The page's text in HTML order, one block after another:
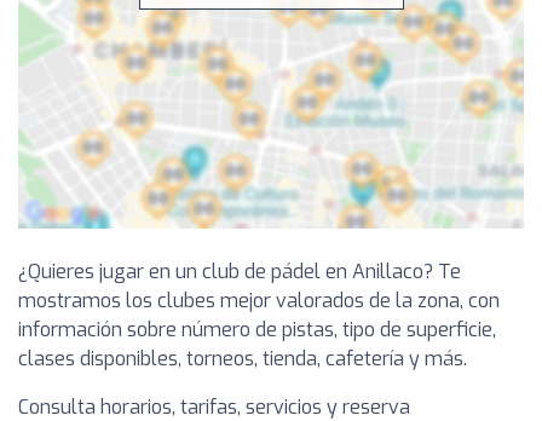
¿Quieres jugar en un club de pádel en Anillaco? Te
mostramos los clubes mejor valorados de la zona, con
información sobre número de pistas, tipo de superficie,
clases disponibles, torneos, tienda, cafetería y más.
Consulta horarios, tarifas, servicios y reserva